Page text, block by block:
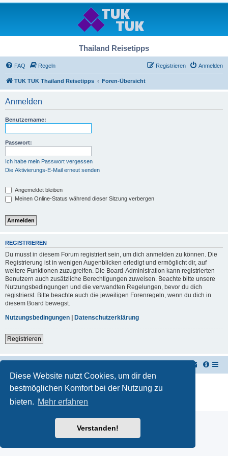
Diese Website nutzt Cookies, um dir den
bestmöglichen Komfort bei der Nutzung zu
bieten. Mehr erfahren
Verstanden!
Thailand Reisetipps
FAQ Regeln Anmelden
Registrieren
TUK TUK Thailand Reisetipps Foren-Übersicht
Anmelden
Benutzername:
Passwort:
Ich habe mein Passwort vergessen
Die Aktivierungs-E-Mail erneut senden
Angemeldet bleiben
Meinen Online-Status während dieser Sitzung verbergen
REGISTRIEREN
Du musst in diesem Forum registriert sein, um dich anmelden zu können. Die
Registrierung ist in wenigen Augenblicken erledigt und ermöglicht dir, auf
weitere Funktionen zuzugreifen. Die Board-Administration kann registrierten
Benutzern auch zusätzliche Berechtigungen zuweisen. Beachte bitte unsere
Nutzungsbedingungen und die verwandten Regelungen, bevor du dich
registrierst. Bitte beachte auch die jeweiligen Forenregeln, wenn du dich in
diesem Board bewegst.
Nutzungsbedingungen
Datenschutzerklärung
Registrieren
Deutsche Übersetzung durchphpBB.de
Datenschutz